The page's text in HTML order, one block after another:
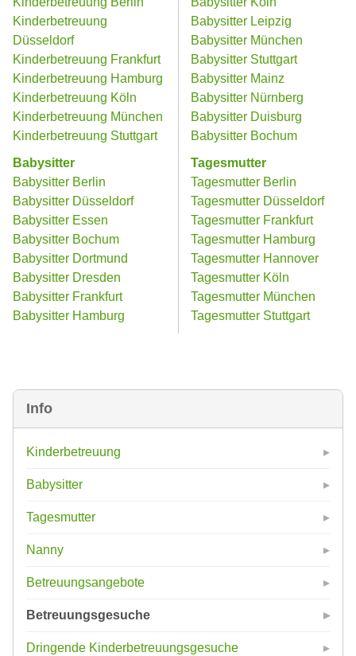
Info
Kinderbetreuung
Babysitter
Tagesmutter
Nanny
Betreuungsangebote
Betreuungsgesuche
Dringende Kinderbetreuungsgesuche
Kinderbetreuung
Düsseldorf
Kinderbetreuung Frankfurt
Kinderbetreuung Hamburg
Kinderbetreuung Köln
Kinderbetreuung München
Kinderbetreuung Stuttgart
Babysitter
Babysitter Berlin
Babysitter Düsseldorf
Babysitter Essen
Babysitter Bochum
Babysitter Dortmund
Babysitter Dresden
Babysitter Frankfurt
Babysitter Hamburg
Babysitter Leipzig
Babysitter München
Babysitter Stuttgart
Babysitter Mainz
Babysitter Nürnberg
Babysitter Duisburg
Babysitter Bochum
Tagesmutter
Tagesmutter Berlin
Tagesmutter Düsseldorf
Tagesmutter Frankfurt
Tagesmutter Hamburg
Tagesmutter Hannover
Tagesmutter Köln
Tagesmutter München
Tagesmutter Stuttgart